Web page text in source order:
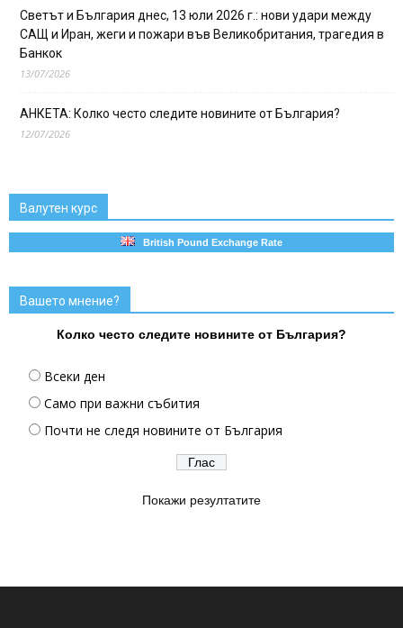
Светът и България днес, 13 юли 2026 г.: нови удари между
САЩ и Иран, жеги и пожари във Великобритания, трагедия в
Банкок
13/07/2026
АНКЕТА: Колко често следите новините от България?
12/07/2026
Валутен курс
British Pound Exchange Rate
Вашето мнение?
Колко често следите новините от България?
Всеки ден
Само при важни събития
Почти не следя новините от България
Покажи резултатите